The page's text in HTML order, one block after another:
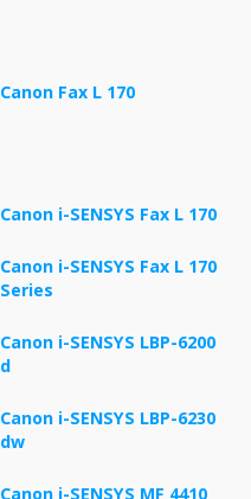
Canon Fax L 170
Canon i-SENSYS Fax L 170
Canon i-SENSYS Fax L 170
Series
Canon i-SENSYS LBP-6200
d
Canon i-SENSYS LBP-6230
dw
Canon i-SENSYS MF 4410